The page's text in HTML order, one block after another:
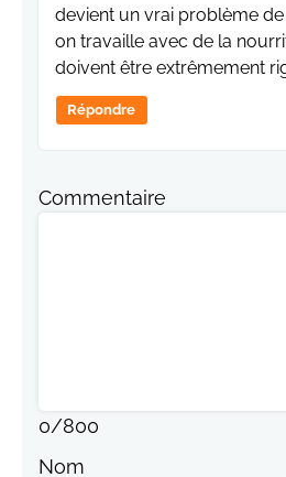
devient un vrai problème
on travaille avec de la
doivent être extrêmement
Répondre
Commentaire
0/800
Nom